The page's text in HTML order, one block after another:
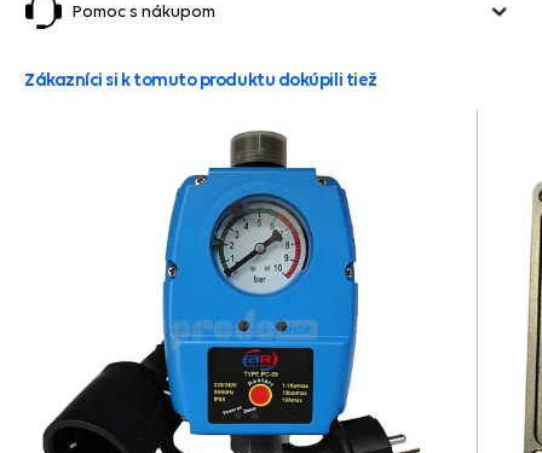
Pomoc s nákupom
Zákazníci si k tomuto produktu dokúpili tiež